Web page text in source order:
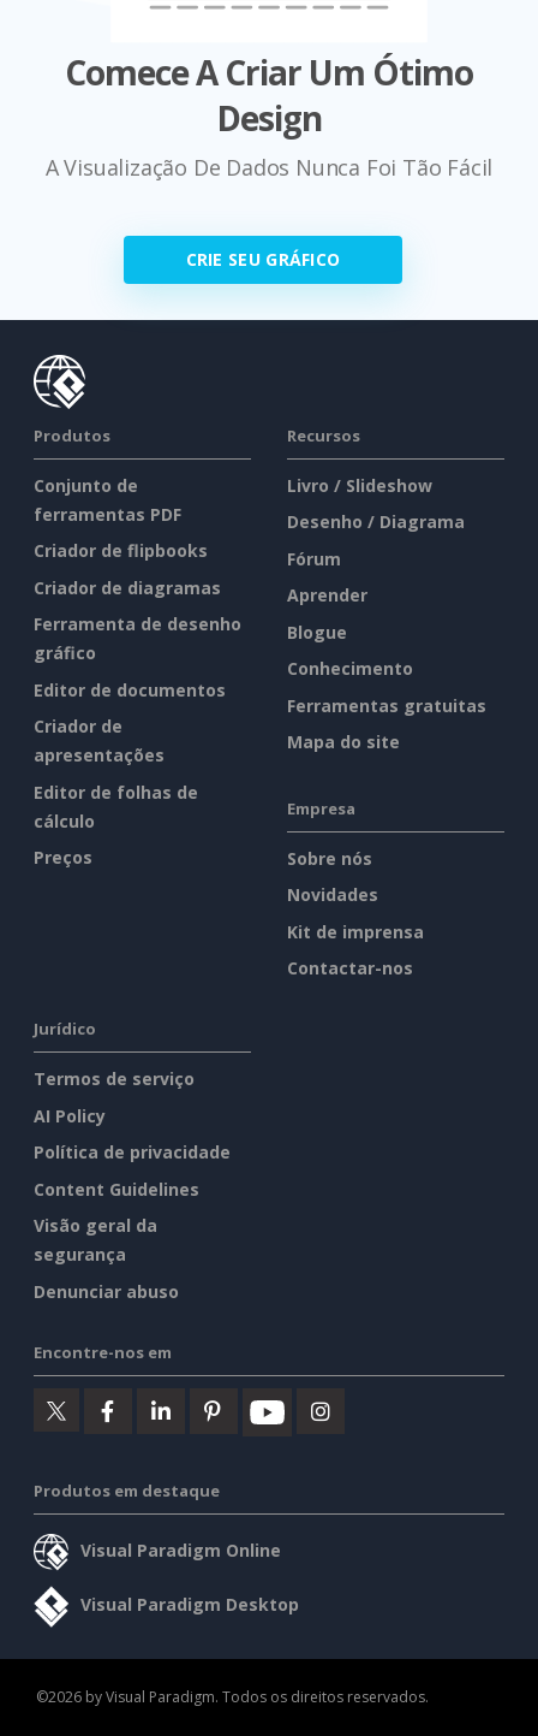
Comece A Criar Um Ótimo
Design
A Visualização De Dados Nunca Foi Tão Fácil
CRIE SEU GRÁFICO
Produtos
Conjunto de
ferramentas PDF
Criador de flipbooks
Criador de diagramas
Ferramenta de desenho
gráfico
Editor de documentos
Criador de
apresentações
Editor de folhas de
cálculo
Preços
Recursos
Livro / Slideshow
Desenho / Diagrama
Fórum
Aprender
Blogue
Conhecimento
Ferramentas gratuitas
Mapa do site
Empresa
Sobre nós
Novidades
Kit de imprensa
Contactar-nos
Jurídico
Termos de serviço
AI Policy
Política de privacidade
Content Guidelines
Visão geral da
segurança
Denunciar abuso
Encontre-nos em
Produtos em destaque
Visual Paradigm Online
Visual Paradigm Desktop
©2026 by Visual Paradigm. Todos os direitos reservados.